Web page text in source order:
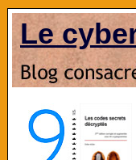
Le